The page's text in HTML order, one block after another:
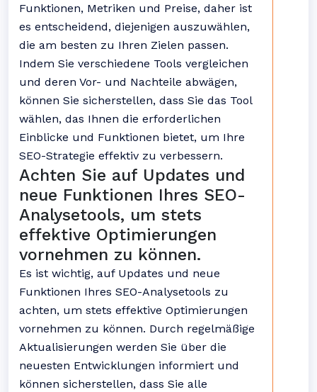
Funktionen, Metriken und Preise, daher ist
es entscheidend, diejenigen auszuwählen,
die am besten zu Ihren Zielen passen.
Indem Sie verschiedene Tools vergleichen
und deren Vor- und Nachteile abwägen,
können Sie sicherstellen, dass Sie das Tool
wählen, das Ihnen die erforderlichen
Einblicke und Funktionen bietet, um Ihre
SEO-Strategie effektiv zu verbessern.
Achten Sie auf Updates und
neue Funktionen Ihres SEO-
Analysetools, um stets
effektive Optimierungen
vornehmen zu können.
Es ist wichtig, auf Updates und neue
Funktionen Ihres SEO-Analysetools zu
achten, um stets effektive Optimierungen
vornehmen zu können. Durch regelmäßige
Aktualisierungen werden Sie über die
neuesten Entwicklungen informiert und
können sicherstellen, dass Sie alle